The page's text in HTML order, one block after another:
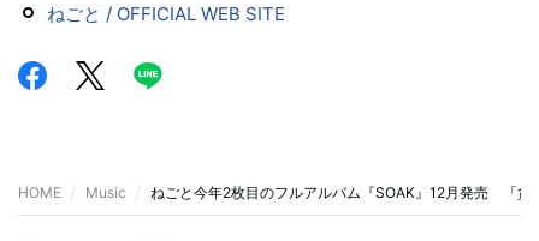
ねごと / OFFICIAL WEB SITE
HOME Music ねごと今年2枚目のフルアルバム『SOAK』12月発売 「貪